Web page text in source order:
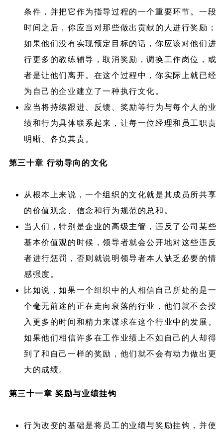
条件，并把它作为指导过程的一个重要环节。一段
时间之后，你应当对那些做出贡献的人进行奖励；
如果他们没有实现预定目标的话，你应该对他们进
行更多的教练辅导，取消奖励，调换工作岗位，或
者是让他们离开。在这个过程中，你实际上就已经
为自己的企业建立了一种执行文化。
应当将持续跟进、反馈、奖励等行为与每个人的业
绩和行为具体联系起来，让每一位经理和员工职责
明晰、各负其责。
第三十章 行动导向的文化
从根本上来说，一个组织的文化就是其成员所共享
的价值观念、信念和行为规范的总和。
当人们，特别是企业的高级主管，违反了公司某些
基本价值观的时候，领导者就会公开地对这些违反
者进行惩罚，否则就说明领导者本人缺乏必要的情
感强度。
比如说，如果一个组织中的人相信自己所处的是一
个毫无前途的正在走向衰落的行业，他们就不会投
入更多的时间和精力来谋求在这个行业中的发展。
如果他们相信许多在工作业绩上不如自己的人却得
到了和自己一样的奖励，他们就不会有动力做出更
大的成绩。
第三十一章 奖励与业绩挂钩
行为改变的基础是将员工的业绩与奖励挂钩，并使